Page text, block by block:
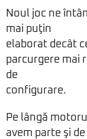
Noul joc ne
mai puţin
elaborat decât
parcurgere mai
de
configurare.
Pe lângă
avem parte şi